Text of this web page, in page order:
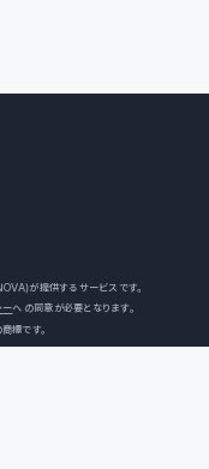
）が提供するサービスです。
ーへの同意が必要となります。
標です。